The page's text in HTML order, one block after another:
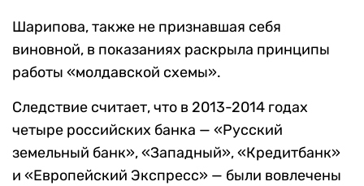
Шарипова, также не признавшая себя
виновной, в показаниях раскрыла принципы
работы «молдавской схемы».
Следствие считает, что в 2013-2014 годах
четыре российских банка — «Русский
земельный банк», «Западный», «Кредитбанк»
и «Европейский Экспресс» — были вовлечены